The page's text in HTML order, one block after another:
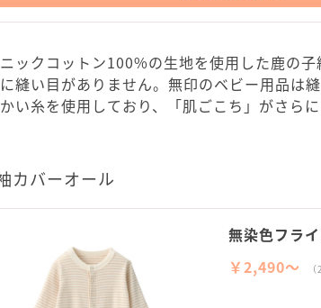
ックコットン100%の生地を使用した鹿の
縫い目がありません。無印のベビー用品は
い糸を使用しており、「肌ごこち」がさら
カバーオール
無染色フラ
￥2,490〜